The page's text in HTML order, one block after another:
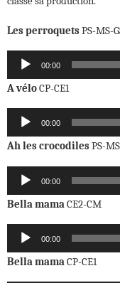
Les perroquetsPS-MS-
Lecteur
audio
00:00
A véloCP-CE1
Lecteur
audio
00:00
Ah les crocodilesPS-
Lecteur
audio
00:00
Bella mama CE2-CM
Lecteur
audio
00:00
Bella mamaCP-CE1